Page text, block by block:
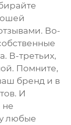
Во-
В-третьих,
Помните,
бренд и в
И
не
любые